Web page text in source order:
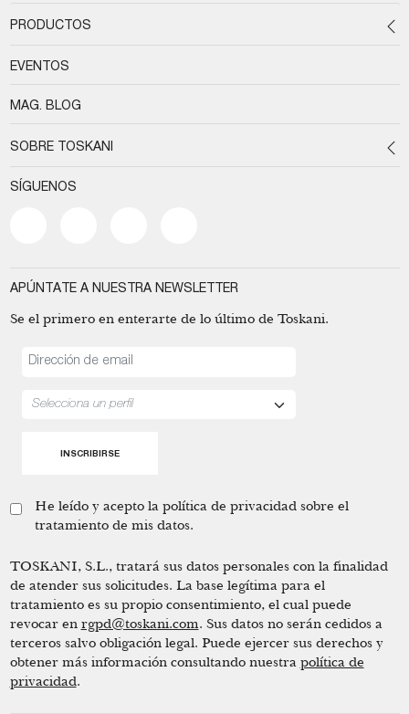
PRODUCTOS
EVENTOS
MAG. BLOG
SOBRE TOSKANI
SÍGUENOS
APÚNTATE A NUESTRA NEWSLETTER
Se el primero en enterarte de lo último de Toskani.
He leído y acepto la política de privacidadsobre el
tratamiento de mis datos.
TOSKANI, S.L., tratará sus datos personales con la finalidad
de atender sus solicitudes. La base legítima para el
tratamiento es su propio consentimiento, el cual puede
revocar en rgpd@toskani.com. Sus datos no serán cedidos a
terceros salvo obligación legal. Puede ejercer sus derechos y
obtener más información consultando nuestra política de
privacidad.